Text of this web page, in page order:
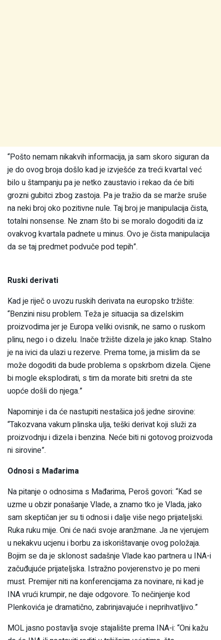
“Pošto nemam nikakvih informacija, ja sam skoro siguran da
je do ovog broja došlo kad je izvješće za treći kvartal već
bilo u štampanju pa je netko zaustavio i rekao da će biti
grozni gubitci zbog zastoja. Pa je tražio da se marže sruše
na neki broj oko pozitivne nule. Taj broj je manipulacija čista,
totalni nonsense. Ne znam što bi se moralo dogoditi da iz
ovakvog kvartala padnete u minus. Ovo je čista manipulacija
da se taj predmet podvuče pod tepih”.
Ruski derivati
Kad je riječ o uvozu ruskih derivata na europsko tržište:
“Benzini nisu problem. Teža je situacija sa dizelskim
proizvodima jer je Europa veliki ovisnik, ne samo o ruskom
plinu, nego i o dizelu. Inače tržište dizela je jako knap. Stalno
je na ivici da ulazi u rezerve. Prema tome, ja mislim da se
može dogoditi da bude problema s opskrbom dizela. Cijene
bi mogle eksplodirati, s tim da morate biti sretni da ste
uopće došli do njega.”
Napominje i da će nastupiti nestašica još jedne sirovine:
“Takozvana vakum plinska ulja, teški derivat koji služi za
proizvodnju i dizela i benzina. Neće biti ni gotovog proizvoda
ni sirovine”.
Odnosi s Mađarima
Na pitanje o odnosima s Mađarima, Peroš govori: “Kad se
uzme u obzir ponašanje Vlade, a znamo tko je Vlada, jako
sam skeptičan jer su ti odnosi i dalje više nego prijateljski.
Ruka ruku mije. Oni će naći svoje aranžmane. Ja ne vjerujem
u nekakvu ucjenu i borbu za iskorištavanje ovog položaja.
Bojim se da je sklonost sadašnje Vlade kao partnera u INA-i
začuđujuće prijateljska. Istražno povjerenstvo je po meni
must. Premijer niti na konferencijama za novinare, ni kad je
INA vrući krumpir, ne daje odgovore. To nečinjenje kod
Plenkovića je dramatično, zabrinjavajuće i neprihvatljivo.”
MOL jasno postavlja svoje stajalište prema INA-i: “Oni kažu